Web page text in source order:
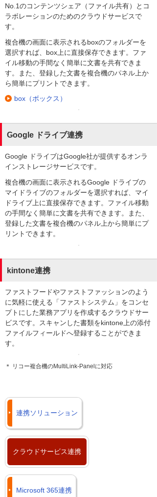
No.1のコンテンツシェア（ファイル共有）とコ
ラボレーションのためのクラウドサービスで
す。
複合機の画面に表示されるboxのフォルダーを
選択すれば、box上に直接保存できます。ファ
イル移動の手間なく簡単に文書を共有できま
す。また、登録した文書を複合機のパネル上か
ら簡単にプリントできます。
box（ボックス）
Google ドライブ連携
Google ドライブはGoogle社が提供するオンラ
インストレージサービスです。
複合機の画面に表示されるGoogle ドライブの
マイドライブのフォルダーを選択すれば、マイ
ドライブ上に直接保存できます。ファイル移動
の手間なく簡単に文書を共有できます。また、
登録した文書を複合機のパネル上から簡単にプ
リントできます。
kintone連携
ファストフードやファストファッションのよう
に気軽に使える「ファストシステム」をコンセ
プトにした業務アプリを作成するクラウドサー
ビスです。スキャンした書類をkintone上の添付
ファイルフィールドへ登録することができま
す。
＊ リコー複合機のMultiLink-Panelに対応
連携ソリューション
クラウドサービス連携
Microsoft 365連携